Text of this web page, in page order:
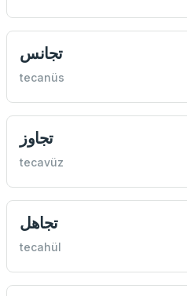
تجانس
tecanüs
تجاوز
tecavüz
تجاهل
tecahül